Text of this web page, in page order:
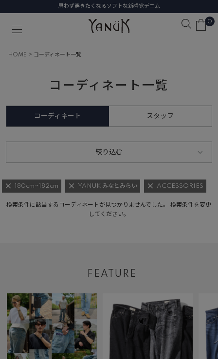
思わず穿きたくなるソフトな新感覚デニム
0
HOME コーディネート一覧
コーディネート一覧
コーディネート スタッフ
絞り込む
180cm~182cm YANUK みなとみらい ACCESSORIES
検索条件に該当するコーディネートが見つかりませんでした。 検索条件を変更
してください。
FEATURE